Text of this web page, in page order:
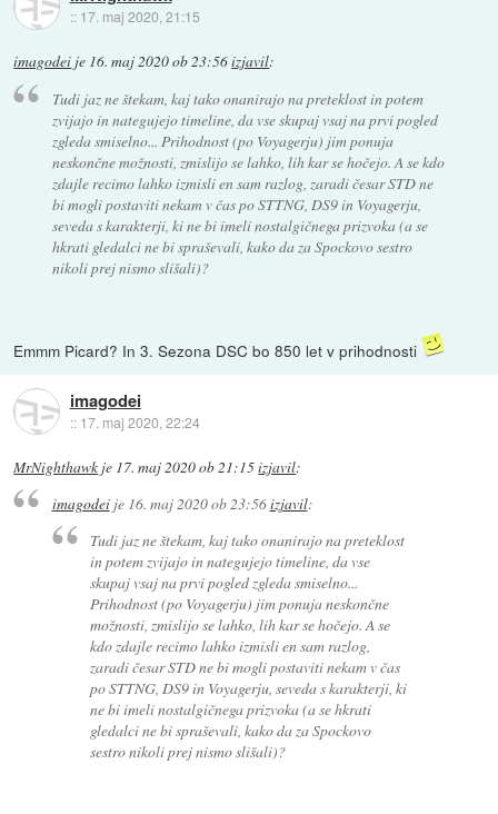
:: 17. maj 2020, 21:15
imagodei je 16. maj 2020 ob 23:56izjavil:
Tudi jaz ne štekam, kaj tako onanirajo na preteklost in potem
zvijajo in nategujejo timeline, da vse skupaj vsaj na prvi pogled
zgleda smiselno... Prihodnost (po Voyagerju) jim ponuja
neskončne možnosti, zmislijo se lahko, lih kar se hočejo. A se kdo
zdajle recimo lahko izmisli en sam razlog, zaradi česar STD ne
bi mogli postaviti nekam v čas po STTNG, DS9 in Voyagerju,
seveda s karakterji, ki ne bi imeli nostalgičnega prizvoka (a se
hkrati gledalci ne bi spraševali, kako da za Spockovo sestro
nikoli prej nismo slišali)?
Emmm Picard? In 3. Sezona DSC bo 850 let v prihodnosti
imagodei
:: 17. maj 2020, 22:24
MrNighthawk je 17. maj 2020 ob 21:15izjavil:
imagodeije 16. maj 2020 ob 23:56izjavil:
Tudi jaz ne štekam, kaj tako onanirajo na preteklost
in potem zvijajo in nategujejo timeline, da vse
skupaj vsaj na prvi pogled zgleda smiselno...
Prihodnost (po Voyagerju) jim ponuja neskončne
možnosti, zmislijo se lahko, lih kar se hočejo. A se
kdo zdajle recimo lahko izmisli en sam razlog,
zaradi česar STD ne bi mogli postaviti nekam v čas
po STTNG, DS9 in Voyagerju, seveda s karakterji, ki
ne bi imeli nostalgičnega prizvoka (a se hkrati
gledalci ne bi spraševali, kako da za Spockovo
sestro nikoli prej nismo slišali)?